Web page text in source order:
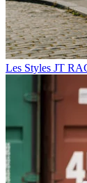
Les Styles JT